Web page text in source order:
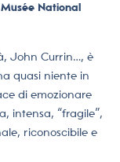
National
John Currin…, è
quasi niente in
di emozionare
intensa, “fragile”,
riconoscibile e